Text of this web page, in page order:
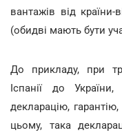
вантажів від країни-
(обидві мають бути
До прикладу, при
Іспанії до
декларацію,
цьому, така